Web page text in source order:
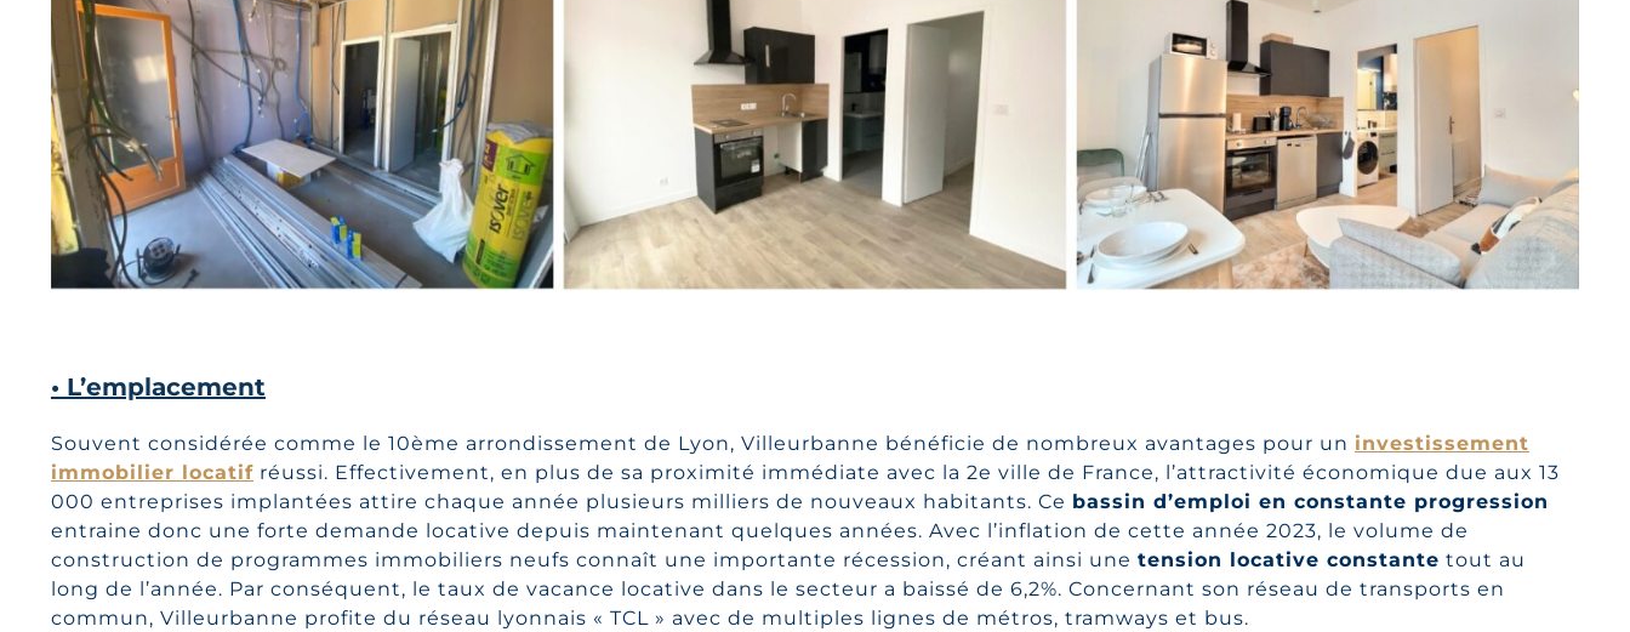
• L’emplacement
Souvent considérée comme le 10ème arrondissement de Lyon, Villeurbanne bénéficie de nombreux avantages pour un investissement
immobilier locatifréussi. Effectivement, en plus de sa proximité immédiate avec la 2e ville de France, l’attractivité économique due aux 13
000 entreprises implantées attire chaque année plusieurs milliers de nouveaux habitants. Ce bassin d’emploi en constante progression
entraine donc une forte demande locative depuis maintenant quelques années. Avec l’inflation de cette année 2023, le volume de
construction de programmes immobiliers neufs connaît une importante récession, créant ainsi une tension locative constante tout au
long de l’année. Par conséquent, le taux de vacance locative dans le secteur a baissé de 6,2%. Concernant son réseau de transports en
commun, Villeurbanne profite du réseau lyonnais « TCL » avec de multiples lignes de métros, tramways et bus.